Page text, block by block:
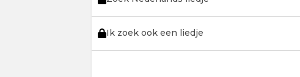
Ik zoek ook een liedje